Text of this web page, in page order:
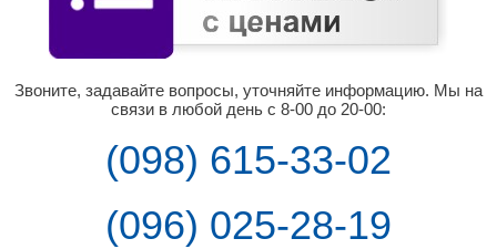
Звоните, задавайте вопросы, уточняйте информацию. Мы на
связи в любой день с 8-00 до 20-00:
(098) 615-33-02
(096) 025-28-19